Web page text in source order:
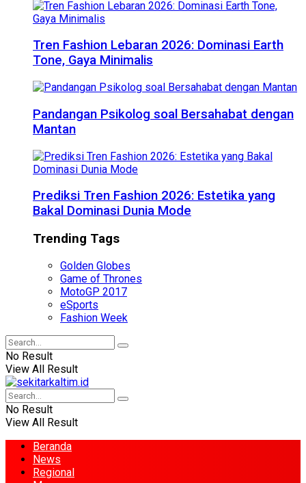
Tren Fashion Lebaran 2026: Dominasi Earth
Tone, Gaya Minimalis
Pandangan Psikolog soal Bersahabat dengan
Mantan
Prediksi Tren Fashion 2026: Estetika yang
Bakal Dominasi Dunia Mode
Trending Tags
Golden Globes
Game of Thrones
MotoGP 2017
eSports
Fashion Week
No Result
View All Result
No Result
View All Result
Beranda
News
Regional